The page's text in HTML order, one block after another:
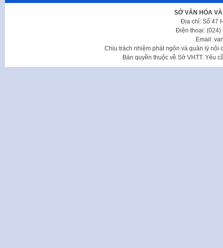
SỞ VĂN HÓA
Địa chỉ: Số 47
Điện thoại: (024)
Email:
Chịu trách nhiệm phát ngôn và quản lý nội
Bản quyền thuộc về Sở VHTT. Yêu